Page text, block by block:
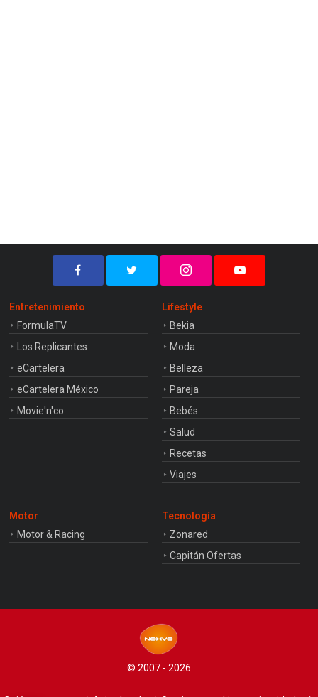
Entretenimiento
FormulaTV
Los Replicantes
eCartelera
eCartelera México
Movie'n'co
Lifestyle
Bekia
Moda
Belleza
Pareja
Bebés
Salud
Recetas
Viajes
Motor
Motor & Racing
Tecnología
Zonared
Capitán Ofertas
© 2007 - 2026